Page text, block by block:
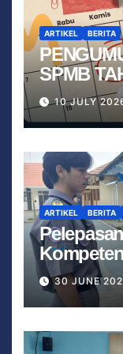
ARTIKEL BERITA
SPMB
10 JULY
ARTIKEL BERITA
Tahun
30 JUNE